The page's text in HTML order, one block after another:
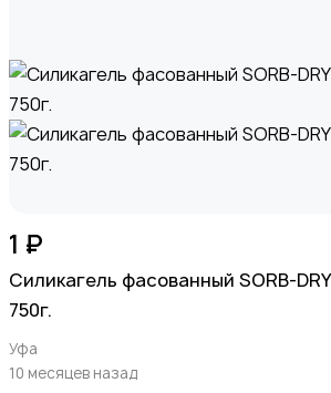
Организация праздников
Изготовление на заказ
1 ₽
Силикагель фасованный SORB-
750г.
Уфа
10 месяцев назад